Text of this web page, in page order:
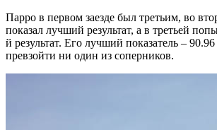
Парро в первом заезде был третьим, во
показал лучший результат, а в третьей
й результат. Его лучший показатель –
превзойти ни один из соперников.